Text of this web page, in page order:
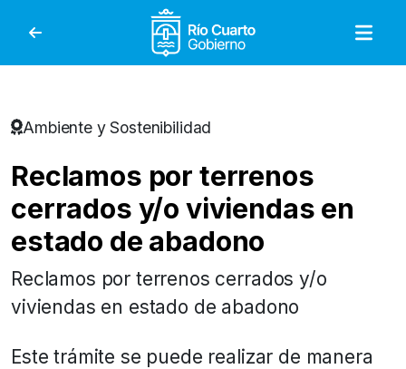
Gobierno de Río
Ambiente y Sostenibilidad
Reclamos por terrenos
cerrados y/o viviendas en
estado de abadono
Reclamos por terrenos cerrados y/o
viviendas en estado de abadono
Este trámite se puede realizar de manera